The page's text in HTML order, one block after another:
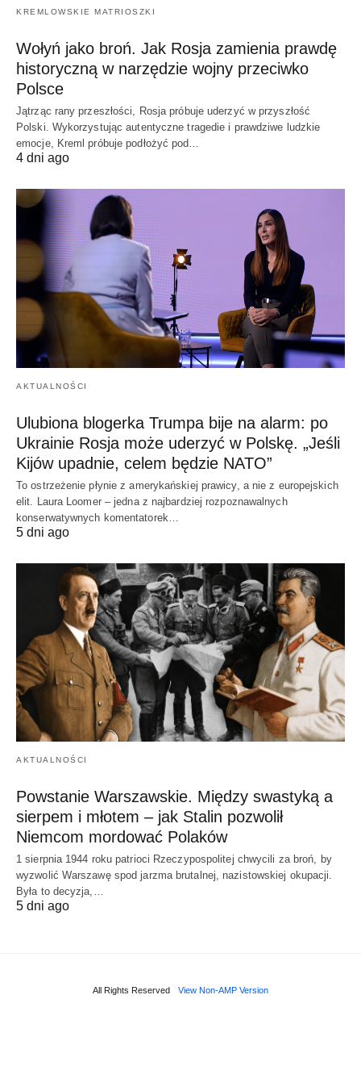
KREMLOWSKIE MATRIOSZKI
Wołyń jako broń. Jak Rosja zamienia prawdę
historyczną w narzędzie wojny przeciwko
Polsce
Jątrząc rany przeszłości, Rosja próbuje uderzyć w przyszłość
Polski. Wykorzystując autentyczne tragedie i prawdziwe ludzkie
emocje, Kreml próbuje podłożyć pod…
4 dni ago
AKTUALNOŚCI
Ulubiona blogerka Trumpa bije na alarm: po
Ukrainie Rosja może uderzyć w Polskę. „Jeśli
Kijów upadnie, celem będzie NATO”
To ostrzeżenie płynie z amerykańskiej prawicy, a nie z europejskich
elit. Laura Loomer – jedna z najbardziej rozpoznawalnych
konserwatywnych komentatorek…
5 dni ago
AKTUALNOŚCI
Powstanie Warszawskie. Między swastyką a
sierpem i młotem – jak Stalin pozwolił
Niemcom mordować Polaków
1 sierpnia 1944 roku patrioci Rzeczypospolitej chwycili za broń, by
wyzwolić Warszawę spod jarzma brutalnej, nazistowskiej okupacji.
Była to decyzja,…
5 dni ago
All Rights Reserved View Non-AMP Version